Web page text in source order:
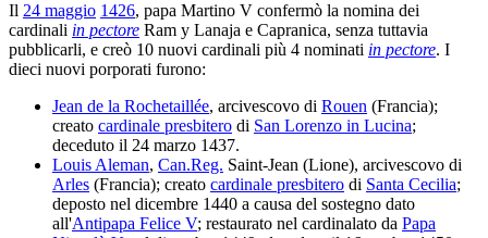
Il 24 maggio 1426, papa Martino V confermò la nomina dei
cardinali in pectore Ram y Lanaja e Capranica, senza tuttavia
pubblicarli, e creò 10 nuovi cardinali più 4 nominati in pectore. I
dieci nuovi porporati furono:
Jean de la Rochetaillée, arcivescovo di Rouen (Francia);
creato cardinale presbitero di San Lorenzo in Lucina;
deceduto il 24 marzo 1437.
Louis Aleman, Can.Reg. Saint-Jean (Lione), arcivescovo di
Arles (Francia); creato cardinale presbitero di Santa Cecilia;
deposto nel dicembre 1440 a causa del sostegno dato
all'Antipapa Felice V; restaurato nel cardinalato da Papa